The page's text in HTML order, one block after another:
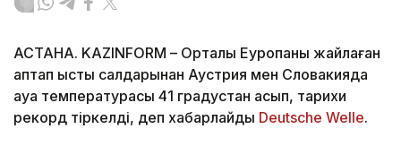
АСТАНА. KAZINFORM – Орталық Еуропаны жайлаған
аптап ыстық салдарынан Аустрия мен Словакияда
ауа температурасы 41 градустан асып, тарихи
рекорд тіркелді, деп хабарлайды Deutsche Welle.